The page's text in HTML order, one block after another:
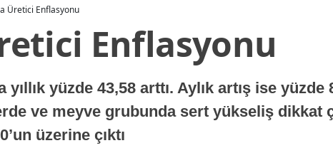
Üretici Enflasyonu
Enflasyonu
yıllık yüzde 43,58 arttı. Aylık artış ise
ve meyve grubunda sert yükseliş dikkat
üzerine çıktı